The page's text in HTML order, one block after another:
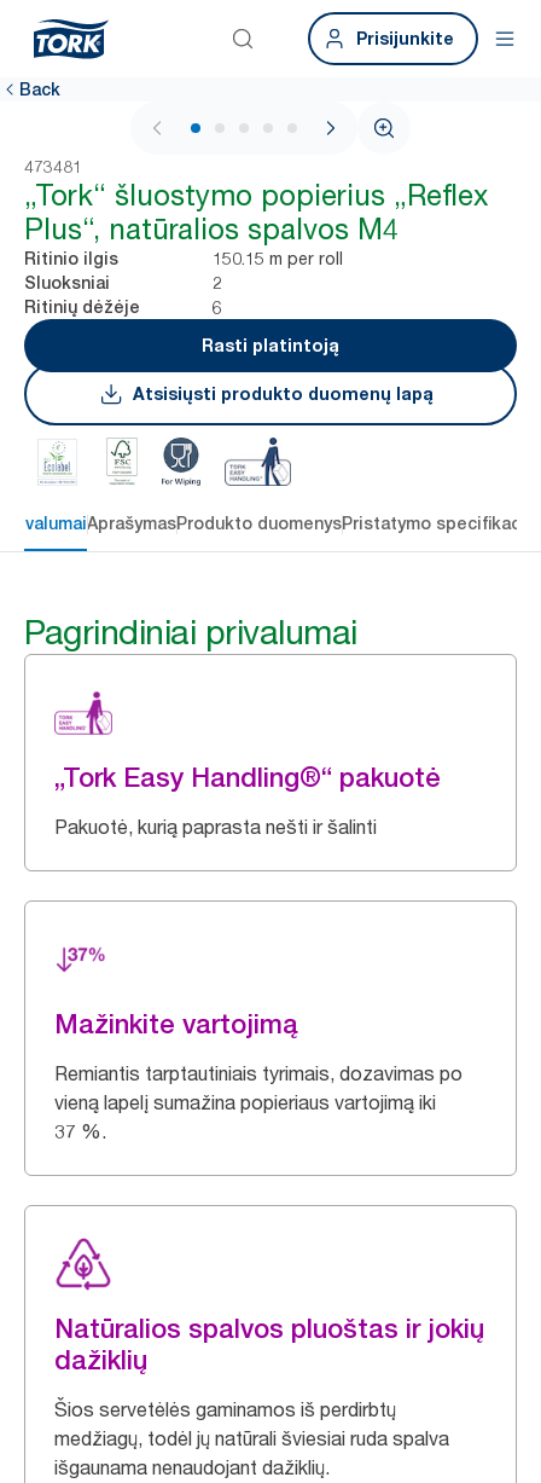
Prisijunkite
Back
1 / 7
473481
„Tork“ šluostymo popierius „Reflex
Plus“, natūralios spalvos M4
Ritinio ilgis 150.15 m per roll
Sluoksniai 2
Ritinių dėžėje
6
Rasti platintoją
Atsisiųsti produkto duomenų lapą
AprašymasProdukto duomenysPristatymo
Pagrindiniai privalumai
„Tork Easy Handling®“ pakuotė
Pakuotė, kurią paprasta nešti ir šalinti
Mažinkite vartojimą
Remiantis tarptautiniais tyrimais, dozavimas po
vieną lapelį sumažina popieriaus vartojimą iki
37 %.
Natūralios spalvos pluoštas ir jokių
dažiklių
Šios servetėlės gaminamos iš perdirbtų
medžiagų, todėl jų natūrali šviesiai ruda spalva
išgaunama nenaudojant dažiklių.